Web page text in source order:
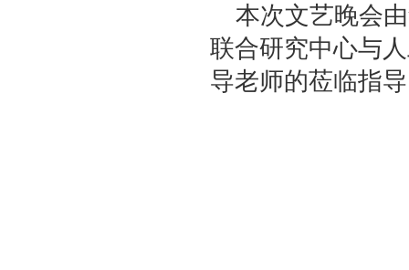
本次文艺晚会
联合研究中心与
导老师的莅临指